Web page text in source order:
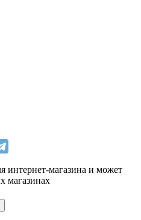
интернет-магазина и может
магазинах